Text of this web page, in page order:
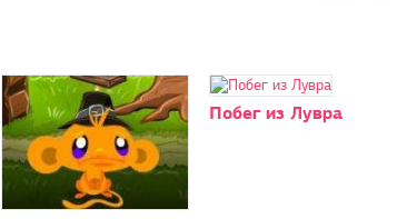
Побег из Лувра